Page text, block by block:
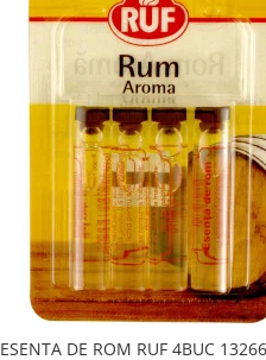
ESENTA DE ROM RUF 4BUC